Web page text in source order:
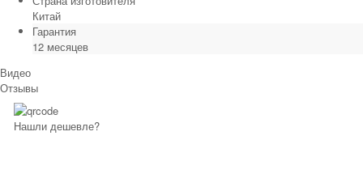
Китай
Гарантия
12 месяцев
Видео
Отзывы
Нашли дешевле?